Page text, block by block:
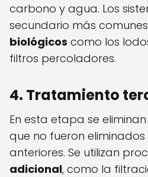
carbono y agua. Los
secundario más
biológicos como los
filtros percoladores.
4. Tratamiento
En esta etapa se
que no fueron
anteriores. Se utilizan
adicional, como la